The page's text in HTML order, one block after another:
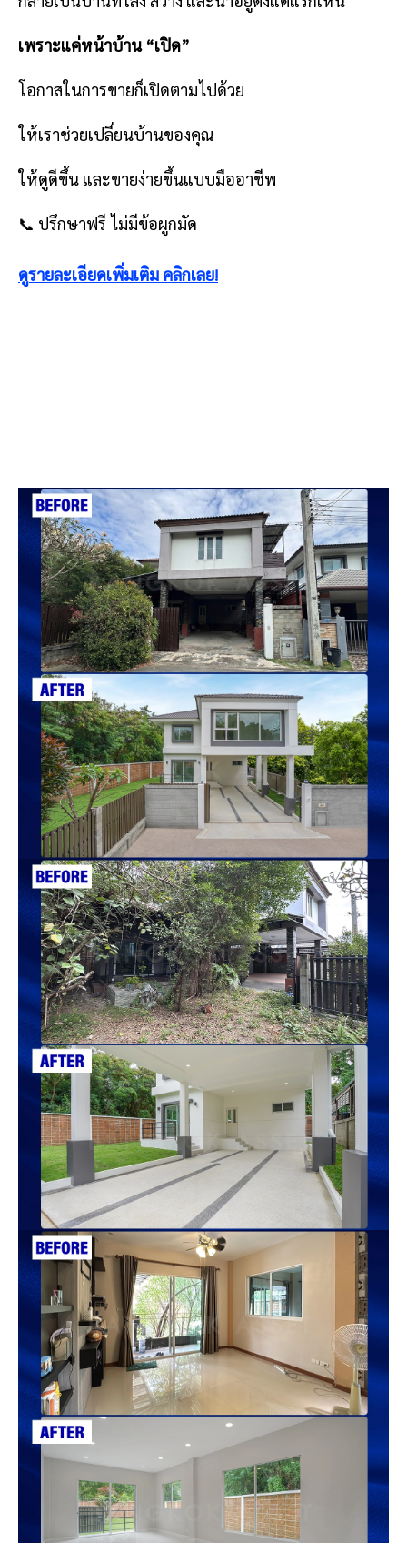
เพราะแค่หน้าบ้าน “เปิด”
โอกาสในการขายก็เปิดตามไปด้วย
ให้เราช่วยเปลี่ยนบ้านของคุณ
ให้ดูดีขึ้น และขายง่ายขึ้นแบบมืออาชีพ
📞 ปรึกษาฟรี ไม่มีข้อผูกมัด
ดูรายละเอียดเพิ่มเติม คลิกเลย!